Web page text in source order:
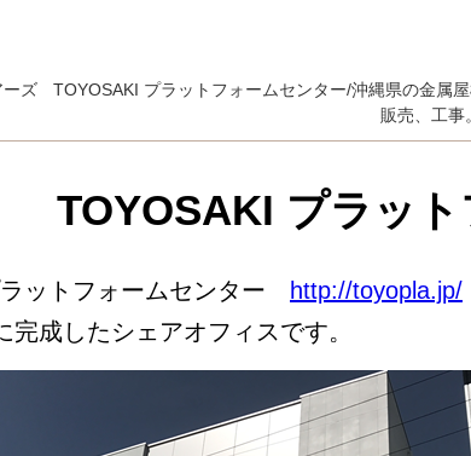
ーズ
TOYOSAKI プラットフォームセンター/沖縄県の金属
販売、工事。
TOYOSAKI プラッ
ットフォームセンター
http://toyopla.jp/
完成したシェアオフィスです。